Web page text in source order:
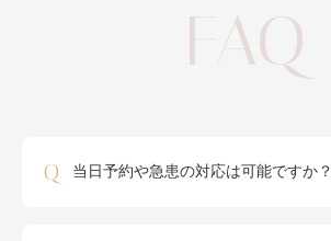
FAQ
Q 当日予約や急患の対応は可能ですか？